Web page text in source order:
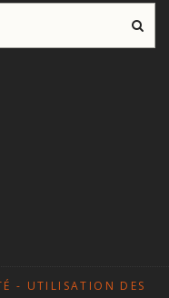
- UTILISATION DES